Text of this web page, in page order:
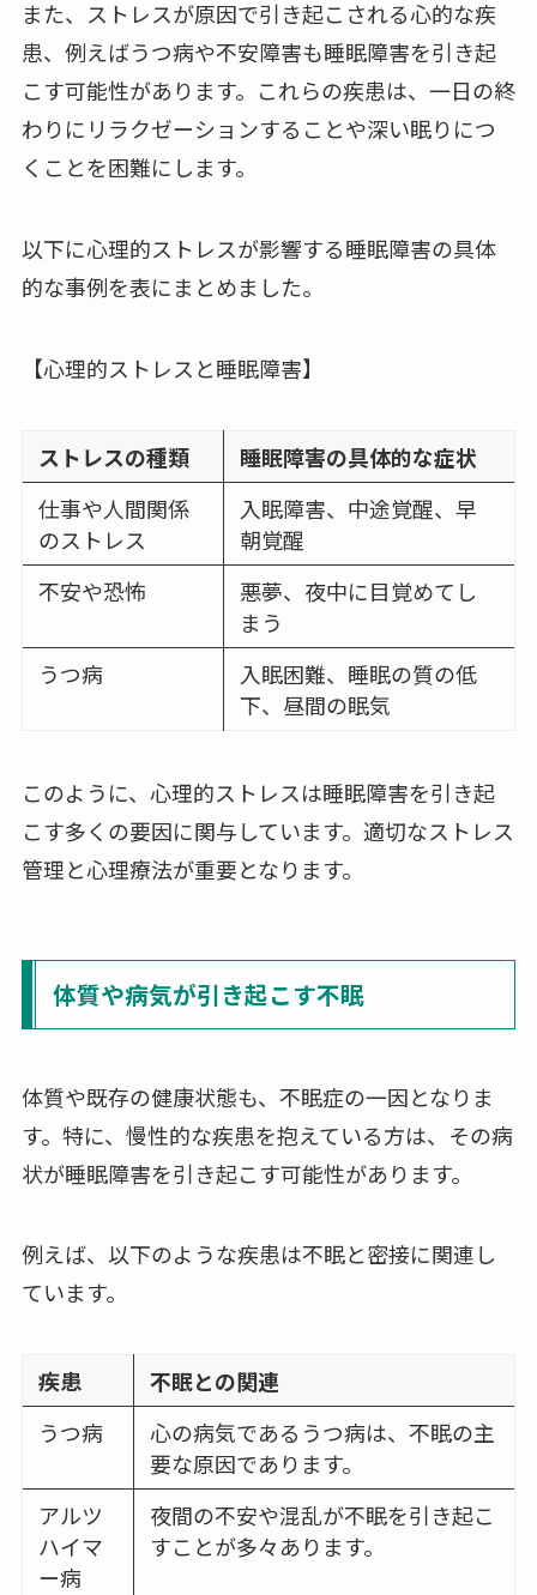
また、ストレスが原因で引き起こされる心的な疾
患、例えばうつ病や不安障害も睡眠障害を引き起
こす可能性があります。これらの疾患は、一日の終
わりにリラクゼーションすることや深い眠りにつ
くことを困難にします。
以下に心理的ストレスが影響する睡眠障害の具体
的な事例を表にまとめました。
【心理的ストレスと睡眠障害】
ストレスの種類
睡眠障害の具体的な症状
仕事や人間関係
のストレス
入眠障害、中途覚醒、早
朝覚醒
不安や恐怖
悪夢、夜中に目覚めてし
まう
うつ病
入眠困難、睡眠の質の低
下、昼間の眠気
このように、心理的ストレスは睡眠障害を引き起
こす多くの要因に関与しています。適切なストレス
管理と心理療法が重要となります。
体質や病気が引き起こす不眠
体質や既存の健康状態も、不眠症の一因となりま
す。特に、慢性的な疾患を抱えている方は、その病
状が睡眠障害を引き起こす可能性があります。
例えば、以下のような疾患は不眠と密接に関連し
ています。
疾患
不眠との関連
うつ病
心の病気であるうつ病は、不眠の主
要な原因であります。
アルツ
ハイマ
ー病
夜間の不安や混乱が不眠を引き起こ
すことが多々あります。